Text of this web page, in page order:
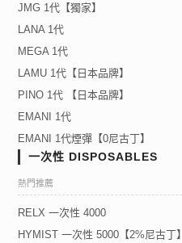
JMG 1代【獨家】
LANA 1代
MEGA 1代
LAMU 1代【日本品牌】
PINO 1代 【日本品牌】
EMANI 1代
EMANI 1代煙彈【0尼古丁】
一次性 DISPOSABLES
熱門推薦
RELX 一次性 4000
HYMIST 一次性 5000【2%尼古丁】